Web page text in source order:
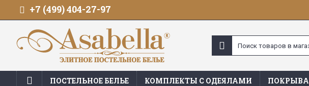
+7 (499) 404-27-97
ПОСТЕЛЬНОЕ БЕЛЬЕ КОМПЛЕКТЫ С ОДЕЯЛАМИ